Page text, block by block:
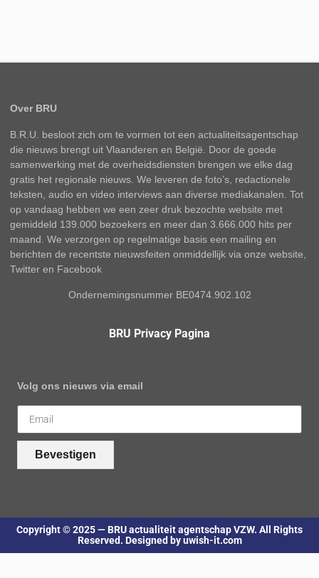
Over BRU
B.R.U. besloot zich om te vormen tot een actualiteitsagentschap
die nieuws brengt uit Vlaanderen en België. Door de goede
samenwerking met de overheidsdiensten brengen we elke dag
gratis het regionale nieuws. We leveren de foto’s, redactionele
teksten, audio en video interviews aan diverse mediakanalen. Tot
op vandaag hebben we een zeer druk bezochte website met
gemiddeld 139.000 bezoekers en meer dan 3.666.000 hits per
maand. We verzorgen op regelmatige basis een mailing en
berichten de recentste nieuwsfeiten onmiddellijk via onze website,
Twitter en Facebook
Ondernemingsnummer BE0474.902.102
BRU Privacy Pagina
Volg ons nieuws via email
Bevestigen
Copyright © 2025 — BRU actualiteit agentschap VZW. All Rights
Reserved. Designed by uwish-it.com